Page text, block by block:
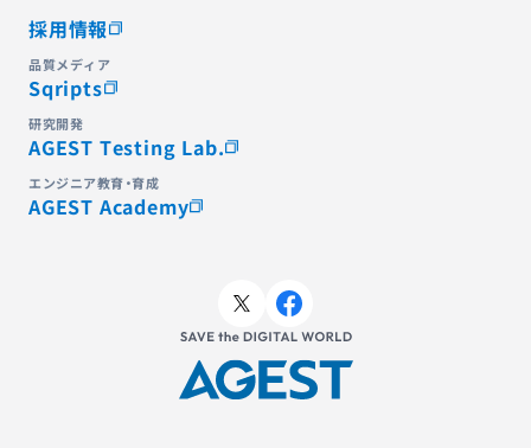
採用情報
品質メディア
Sqripts
研究開発
AGEST Testing Lab.
エンジニア教育・育成
AGEST Academy